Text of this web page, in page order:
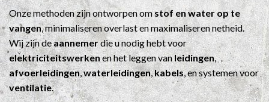
Onze methoden zijn ontworpen omstof en water op te
vangen, minimaliseren overlast en maximaliseren netheid.
Wij zijn deaannemerdie u nodig hebt voor
elektriciteitswerkenen het leggen vanleidingen,
afvoerleidingen,waterleidingen,kabels, en systemen voor
ventilatie.